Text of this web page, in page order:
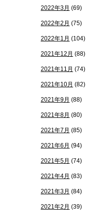
2022年3月 (69)
2022年2月 (75)
2022年1月 (104)
2021年12月 (88)
2021年11月 (74)
2021年10月 (82)
2021年9月 (88)
2021年8月 (80)
2021年7月 (85)
2021年6月 (94)
2021年5月 (74)
2021年4月 (83)
2021年3月 (84)
2021年2月 (39)